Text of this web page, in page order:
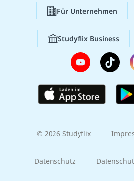
Für Unternehmen
Studyflix Business
© 2026 Studyflix
Datenschutz